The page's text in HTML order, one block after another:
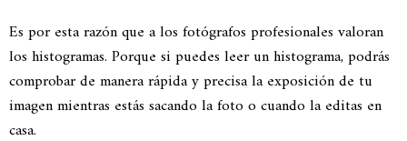
Es por esta razón que a los fotógrafos profesionales valoran
los histogramas. Porque si puedes leer un histograma, podrás
comprobar de manera rápida y precisa la exposición de tu
imagen mientras estás sacando la foto o cuando la editas en
casa.